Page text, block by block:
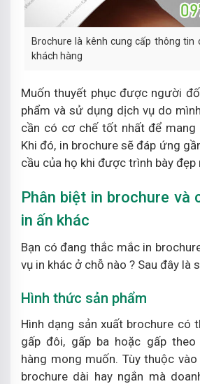
Brochure là kênh cung cấp thông tin
khách hàng
Muốn thuyết phục được người
phẩm và sử dụng dịch vụ do
cần có cơ chế tốt nhất để mang
Khi đó, in brochure sẽ đáp ứng
cầu của họ khi được trình bày đẹp
Phân biệt in brochure và
in ấn khác
Bạn có đang thắc mắc in
vụ in khác ở chỗ nào ? Sau đây là
Hình thức sản phẩm
Hình dạng sản xuất brochure có
gấp đôi, gấp ba hoặc gấp theo
hàng mong muốn. Tùy thuộc
brochure dài hay ngắn mà